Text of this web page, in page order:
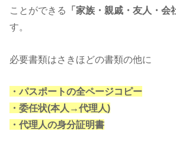
ことができる
「家族・親戚・友人・会
す。
必要書類はさきほどの書類の他に
・パスポートの全ページコピー
・委任状(本人→代理人)
・代理人の身分証明書